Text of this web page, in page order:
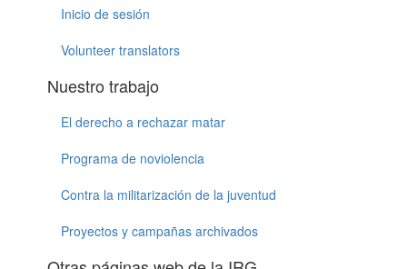
Inicio de sesión
Volunteer translators
Nuestro trabajo
El derecho a rechazar matar
Programa de noviolencia
Contra la militarización de la juventud
Proyectos y campañas archivados